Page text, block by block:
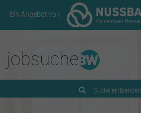
Ein Angebot von
Suche einblenden